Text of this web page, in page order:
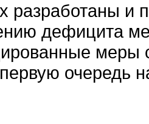
разработаны и
дефицита
меры
очередь